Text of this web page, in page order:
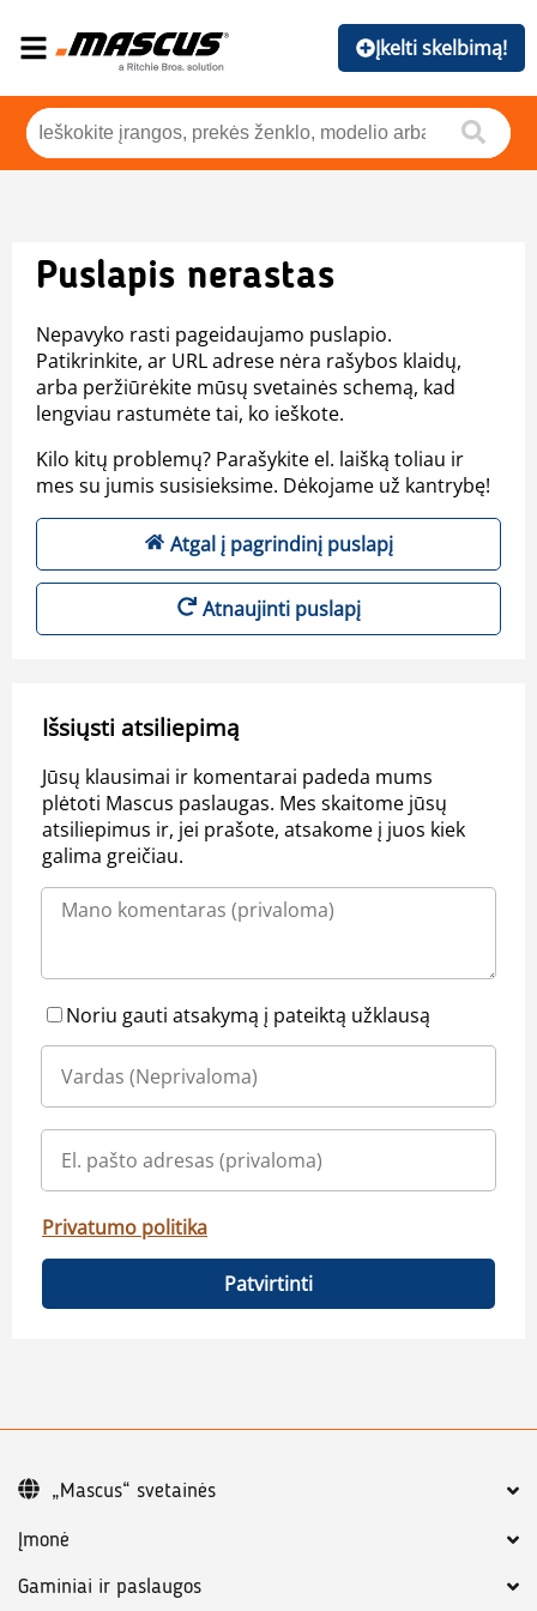
Įkelti skelbimą!
Puslapis nerastas
Nepavyko rasti pageidaujamo puslapio.
Patikrinkite, ar URL adrese nėra rašybos klaidų,
arba peržiūrėkite mūsų svetainės schemą, kad
lengviau rastumėte tai, ko ieškote.
Kilo kitų problemų? Parašykite el. laišką toliau ir
mes su jumis susisieksime. Dėkojame už kantrybę!
Atgal į pagrindinį puslapį
Atnaujinti puslapį
Išsiųsti atsiliepimą
Jūsų klausimai ir komentarai padeda mums
plėtoti Mascus paslaugas. Mes skaitome jūsų
atsiliepimus ir, jei prašote, atsakome į juos kiek
galima greičiau.
Noriu gauti atsakymą į pateiktą užklausą
Privatumo politika
Patvirtinti
Įmonė
Gaminiai ir paslaugos
„Mascus“ svetainės